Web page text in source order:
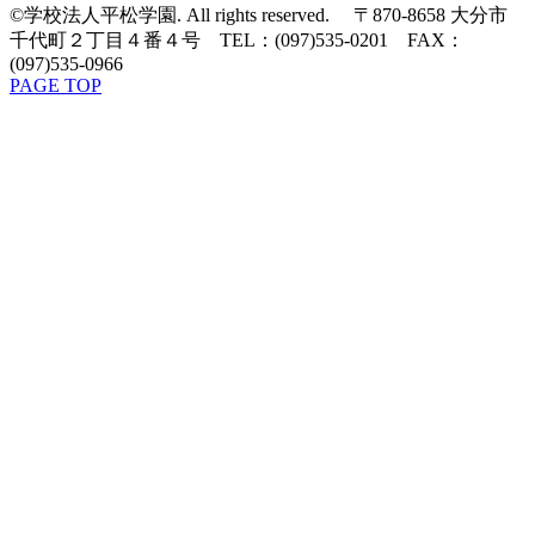
©学校法人平松学園. All rights reserved. 〒870-8658 大分市
千代町２丁目４番４号 TEL：(097)535-0201 FAX：
(097)535-0966
PAGE TOP